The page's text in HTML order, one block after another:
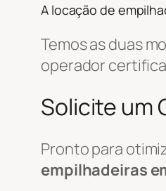
A locação de
Temos as duas
operador
Solicite um
Pronto para
empilhadeiras